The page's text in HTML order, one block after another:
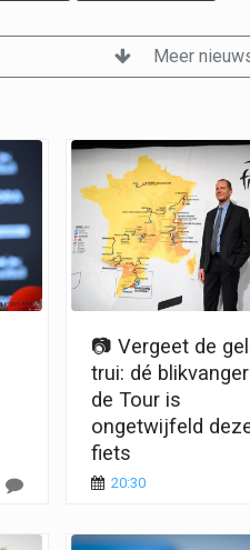
Meer
📷 Vergeet de
trui: dé
de Tour is
ongetwijfeld
fiets
20:30